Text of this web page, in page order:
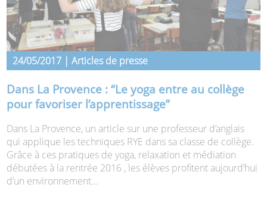
24/05/2017 | Articles de presse
Dans La Provence : “Le yoga entre au collège
pour favoriser l’apprentissage”
Dans La Provence, un article sur une professeur d’anglais
qui applique les techniques RYE dans sa classe de collège.
Grâce à ces pratiques de yoga, relaxation et médiation
débutées à la rentrée 2016 , les élèves profitent aujourd’hui
d’un environnement...